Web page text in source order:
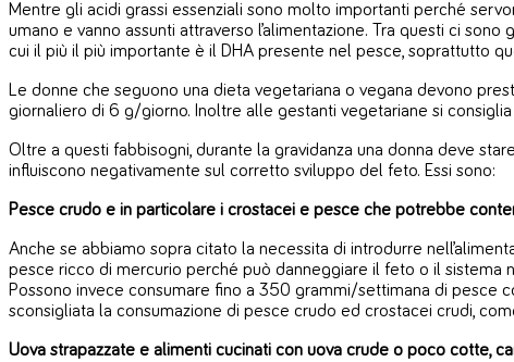
Mentre gli acidi grassi essenziali sono molto importanti perché
umano e vanno assunti attraverso l’alimentazione. Tra questi ci
cui il più il più importante è il DHA presente nel pesce, soprattutto
Le donne che seguono una dieta vegetariana o vegana devono
giornaliero di 6 g/giorno. Inoltre alle gestanti vegetariane si
Oltre a questi fabbisogni, durante la gravidanza una donna deve
influiscono negativamente sul corretto sviluppo del feto. Essi sono:
Pesce crudo e in particolare i crostacei e pesce che potrebbe
Anche se abbiamo sopra citato la necessita di introdurre
pesce ricco di mercurio perché può danneggiare il feto o il sistema
Possono invece consumare fino a 350 grammi/settimana di pesce
sconsigliata la consumazione di pesce crudo ed crostacei crudi,
Uova strapazzate e alimenti cucinati con uova crude o poco cotte,